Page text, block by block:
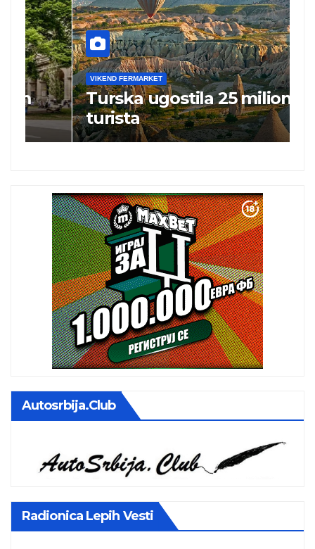
VIKEND FERMARKET
Turska ugostila 25 miliona
turista
Autosrbija.club
Radionica Lepih Vesti